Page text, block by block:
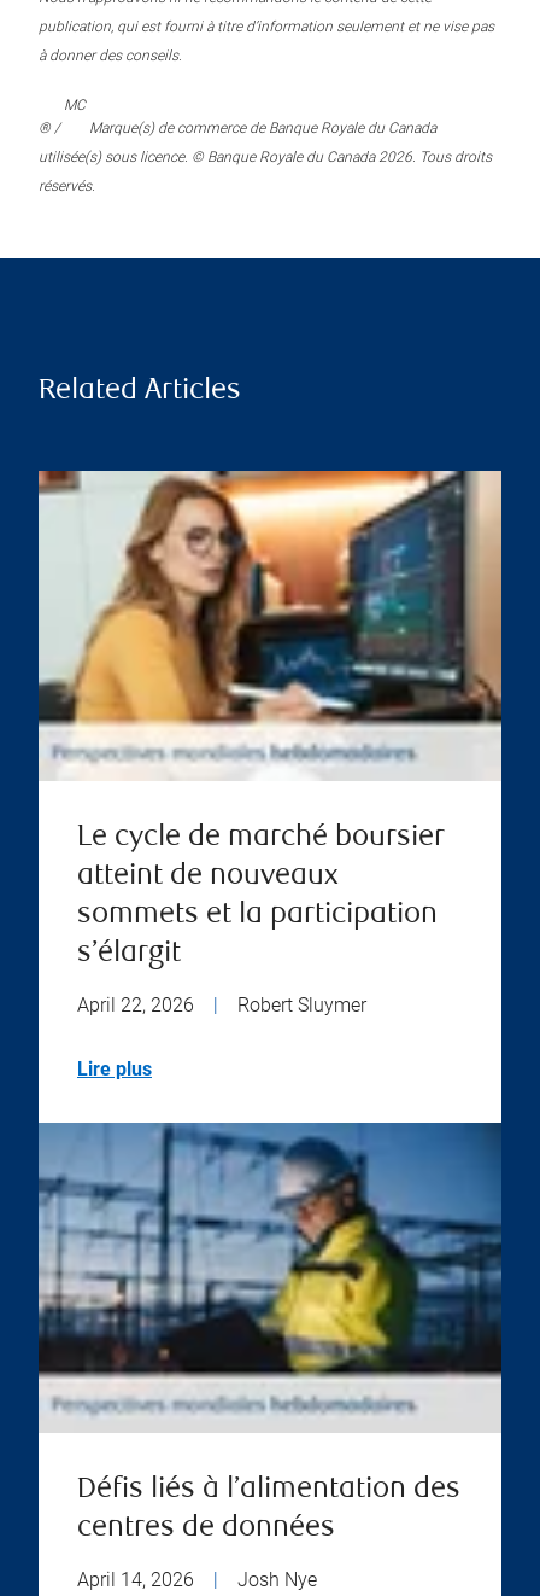
publication, qui est fourni à titre d’information seulement et ne vise pas
à donner des conseils.
® /
MC
Marque(s) de commerce de Banque Royale du Canada
utilisée(s) sous licence. © Banque Royale du Canada 2026. Tous droits
réservés.
Related Articles
Le cycle de marché boursier
atteint de nouveaux
sommets et la participation
s’élargit
April 22, 2026 | Robert Sluymer
Lire plus
Défis liés à l’alimentation des
centres de données
April 14, 2026 Josh Nye